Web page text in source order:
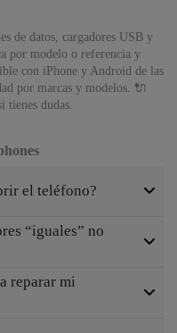
de datos, cargadores USB y
por modelo o referencia y
con iPhone y Android de las
por marcas y modelos. 🔌
tienes dudas.
el teléfono?
“iguales” no
reparar mi